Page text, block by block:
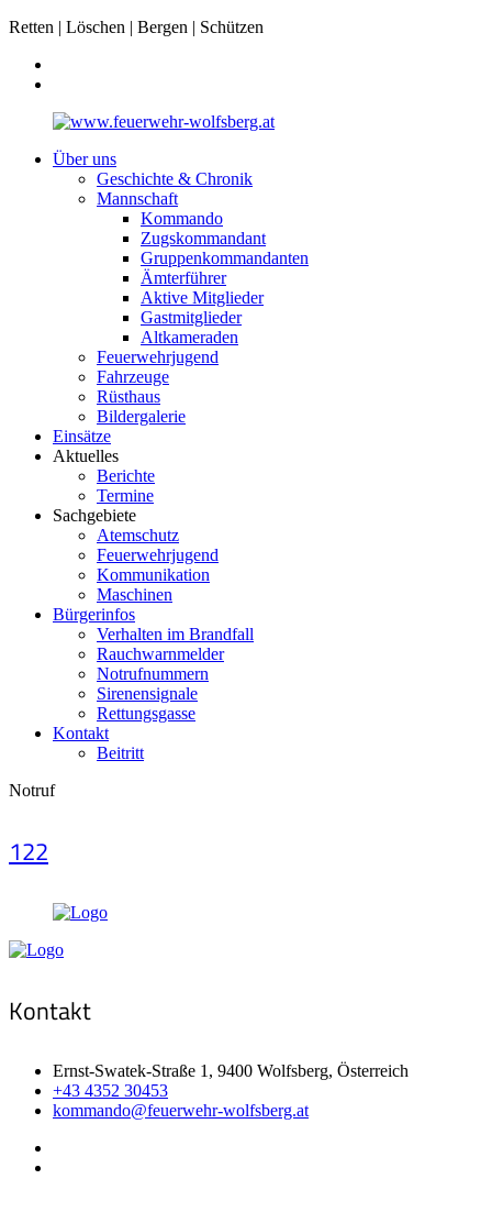
Retten | Löschen | Bergen | Schützen
Über uns
Geschichte & Chronik
Mannschaft
Kommando
Zugskommandant
Gruppenkommandanten
Ämterführer
Aktive Mitglieder
Gastmitglieder
Altkameraden
Feuerwehrjugend
Fahrzeuge
Rüsthaus
Bildergalerie
Einsätze
Aktuelles
Berichte
Termine
Sachgebiete
Atemschutz
Feuerwehrjugend
Kommunikation
Maschinen
Bürgerinfos
Verhalten im Brandfall
Rauchwarnmelder
Notrufnummern
Sirenensignale
Rettungsgasse
Kontakt
Beitritt
Notruf
122
Kontakt
Ernst-Swatek-Straße 1, 9400 Wolfsberg, Österreich
+43 4352 30453
kommando@feuerwehr-wolfsberg.at